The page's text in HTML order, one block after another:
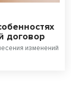
договор
изменений